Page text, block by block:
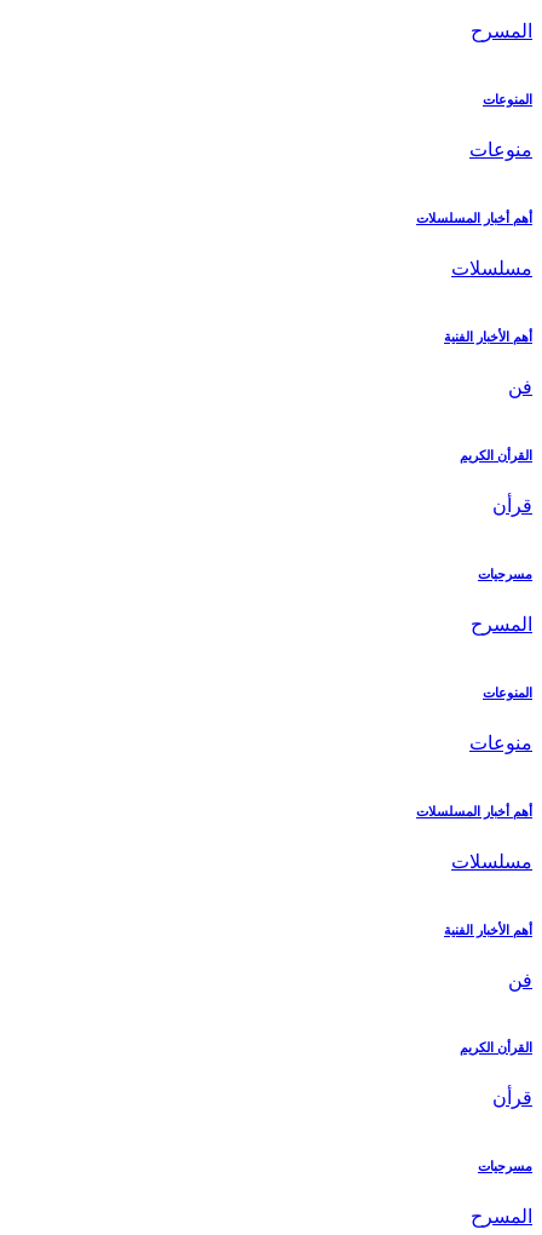
المسرح
المنوعات
منوعات
أهم أخبار المسلسلات
مسلسلات
أهم الأخبار الفنية
فن
القرأن الكريم
قرأن
مسرحيات
المسرح
المنوعات
منوعات
أهم أخبار المسلسلات
مسلسلات
أهم الأخبار الفنية
فن
القرأن الكريم
قرأن
مسرحيات
المسرح